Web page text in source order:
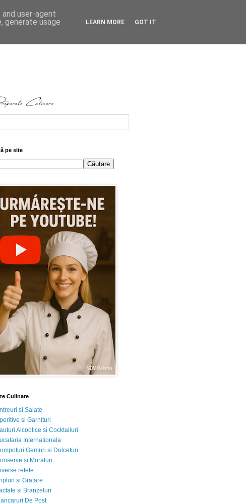
pe site
Culinare
si Salate
si Garnituri
Alcoolice si Cocktailuri
Internationala
Gemuri si Dulceturi
si Muraturi
retete
si Gratare
si Branzeturi
De Post
user-agent
generate usage
LEARN MORE GOT IT